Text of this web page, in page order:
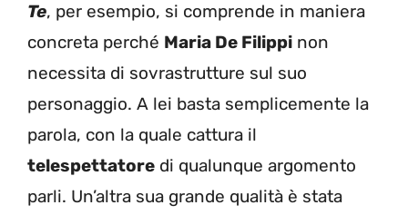
Te, per esempio, si comprende in maniera
concreta perché Maria De Filippi non
necessita di sovrastrutture sul suo
personaggio. A lei basta semplicemente la
parola, con la quale cattura il
telespettatore di qualunque argomento
parli. Un’altra sua grande qualità è stata